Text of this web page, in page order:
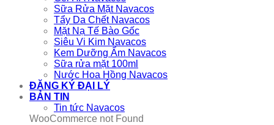
Sữa Rửa Mặt Navacos
Tẩy Da Chết Navacos
Mặt Nạ Tế Bào Gốc
Siêu Vi Kim Navacos
Kem Dưỡng Ẩm Navacos
Sữa rửa mặt 100ml
Nước Hoa Hồng Navacos
ĐĂNG KÝ ĐẠI LÝ
BẢN TIN
Tin tức Navacos
WooCommerce not Found